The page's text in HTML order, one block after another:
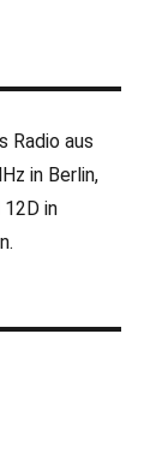
Radio aus
in Berlin,
in